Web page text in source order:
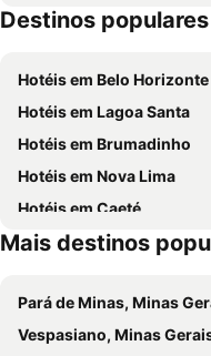
Minas Centro
São Francisco de Assis -
Jardim Botânico da UFMG
38th Brazilian Retina and Vitreous Society Meeting – Retina
Torre Alta Vila
International Professional Fair - Feira Profissional de
UNILAR 2013
Destinos populares
Hotéis em Belo Horizonte
Hotéis em Lagoa Santa
Hotéis em Brumadinho
Hotéis em Nova Lima
Hotéis em Caeté
Mais destinos
Pará de Minas, Minas Gerais
Vespasiano, Minas Gerais